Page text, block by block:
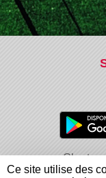
Charte
Informations
Ce site utilise des